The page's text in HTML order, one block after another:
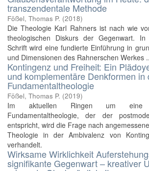
transzendentale Methode
Fößel, Thomas P. (2018)
Die Theologie Karl Rahners ist nach wie
theologischen Diskurs der Gegenwart. In
Schrift wird eine fundierte Einführung in
und Dimensionen des Rahnerschen Werkes
Kontingenz und Freiheit: Ein
und komplementäre Denkformen in
Fundamentaltheologie
Fößel, Thomas P. (2019)
Im aktuellen Ringen um eine
Fundamentaltheologie, der der
entspricht, wird die Frage nach
Theologie in der Ambivalenz von
verhandelt.
Wirksame Wirklichkeit
signifikante Gegenwart – kreativer